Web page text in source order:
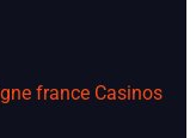
france Casinos